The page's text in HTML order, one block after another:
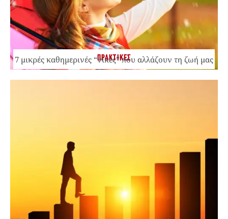
ΠΡΑΚΤΙΚΕΣ
7 μικρές καθημερινές “νίκες” που αλλάζουν τη ζωή μας